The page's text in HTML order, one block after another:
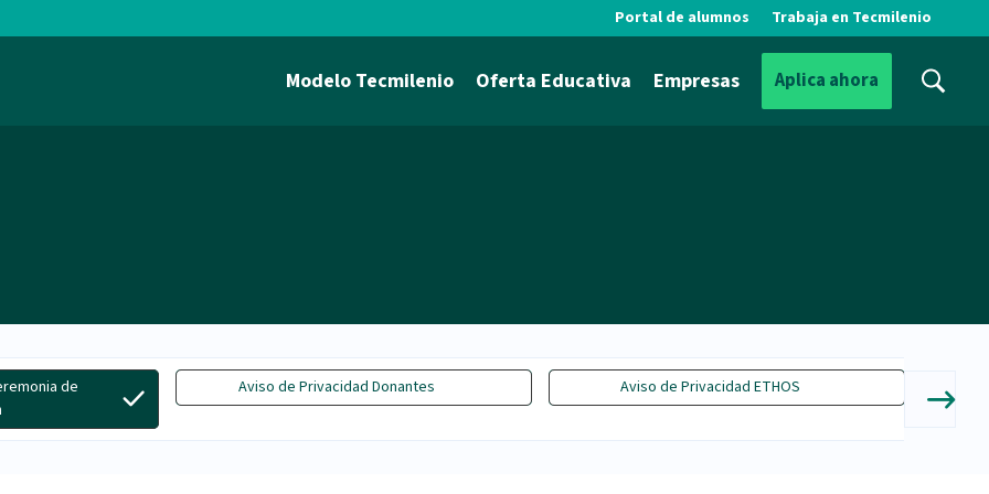
Portal de alumnos Trabaja en Tecmilenio
Modelo Tecmilenio Oferta Educativa Empresas Aplica ahora
de
Aviso de Privacidad Donantes Aviso de Privacidad ETHOS Aviso